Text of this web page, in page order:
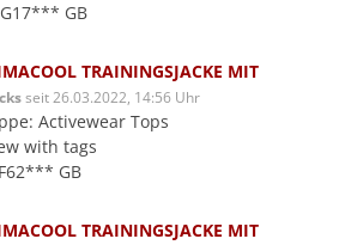
GB
TRAININGSJACKE MIT
seit 26.03.2022, 14:56 Uhr
Activewear Tops
with tags
GB
TRAININGSJACKE MIT